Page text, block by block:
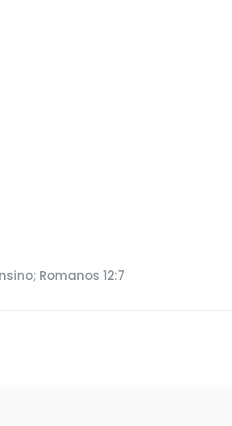
Romanos 12:7